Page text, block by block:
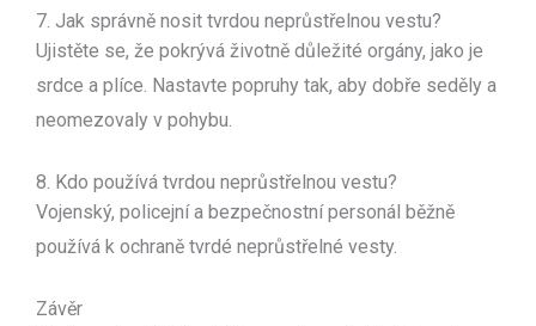
7. Jak správně nosit tvrdou neprůstřelnou vestu?
Ujistěte se, že pokrývá životně důležité orgány, jako je
srdce a plíce. Nastavte popruhy tak, aby dobře seděly a
neomezovaly v pohybu.
8. Kdo používá tvrdou neprůstřelnou vestu?
Vojenský, policejní a bezpečnostní personál běžně
používá k ochraně tvrdé neprůstřelné vesty.
Závěr